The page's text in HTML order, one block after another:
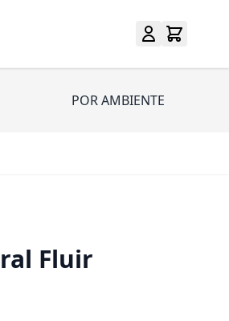
POR AMBIENTE
Fluir